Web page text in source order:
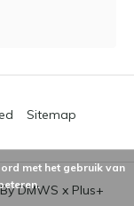
DMWS x Plus+
Sitemap
met het gebruik van